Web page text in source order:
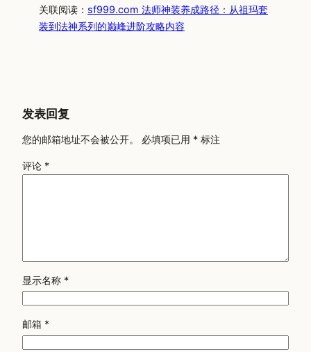
关联阅读： sf999.com 法师神装养成路径：从祖玛套
装到法神系列的巅峰进阶攻略内容
发表回复
您的邮箱地址不会被公开。 必填项已用 * 标注
评论 *
显示名称 *
邮箱 *